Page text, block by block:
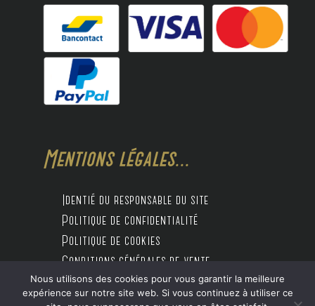
Mentions légales...
Identié du responsable du site
Politique de confidentialité
Politique de cookies
Conditions générales de vente
Nous utilisons des cookies pour vous garantir la meilleure
expérience sur notre site web. Si vous continuez à utiliser ce